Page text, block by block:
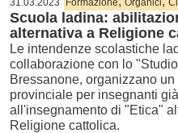
31.03.2023 Formazione Organici
Scuola ladina:
alternativa a Religione
Le intendenze scolastiche
collaborazione con lo
Bressanone, organizzano
provinciale per insegnanti
all'insegnamento di "Etica"
Religione cattolica.